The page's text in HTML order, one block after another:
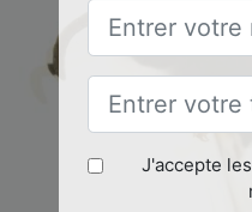
J'accepte les